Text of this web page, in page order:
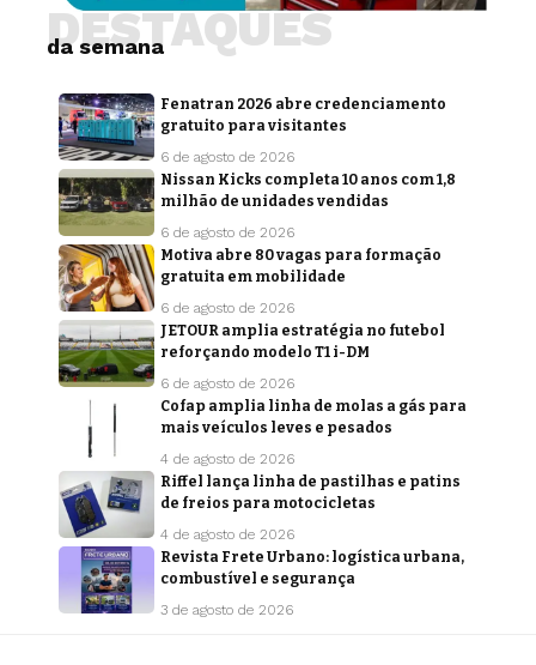
da semana
DESTAQUES
Fenatran 2026 abre credenciamento
gratuito para visitantes
6 de agosto de 2026
Nissan Kicks completa 10 anos com 1,8
milhão de unidades vendidas
6 de agosto de 2026
Motiva abre 80 vagas para formação
gratuita em mobilidade
6 de agosto de 2026
JETOUR amplia estratégia no futebol
reforçando modelo T1 i-DM
6 de agosto de 2026
Cofap amplia linha de molas a gás para
mais veículos leves e pesados
4 de agosto de 2026
Riffel lança linha de pastilhas e patins
de freios para motocicletas
4 de agosto de 2026
Revista Frete Urbano: logística urbana,
combustível e segurança
3 de agosto de 2026